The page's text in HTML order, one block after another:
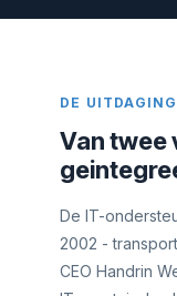
DE UITDAGING
Van twee
De IT-
2002 -
CEO Handrin